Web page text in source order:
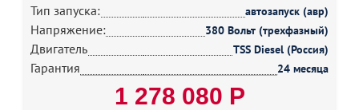
Тип запуска: автозапуск (авр)
Напряжение: 380 Вольт (трехфазный)
Двигатель TSS Diesel (Россия)
Гарантия 24 месяца
1 278 080 Р